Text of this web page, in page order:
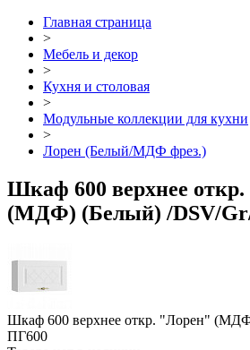
Главная страница
>
Мебель и декор
>
Кухня и столовая
>
Модульные коллекции для кухни
>
Лорен (Белый/МДФ фрез.)
Шкаф 600 верхнее
(МДФ) (Белый) /DSV/
Шкаф 600 верхнее откр. "Лорен"
ПГ600